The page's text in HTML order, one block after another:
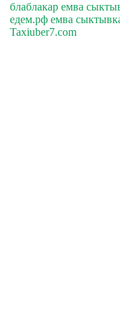
блаблакар емва
едем.рф емва
Taxiuber7.com